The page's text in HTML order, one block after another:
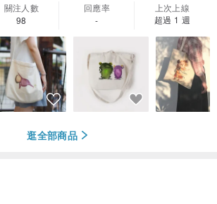
關注人數
98
回應率
-
上次上線
超過 1 週
逛全部商品